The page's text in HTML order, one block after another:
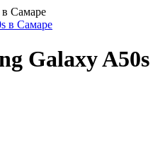
в Самаре
Galaxy A50s